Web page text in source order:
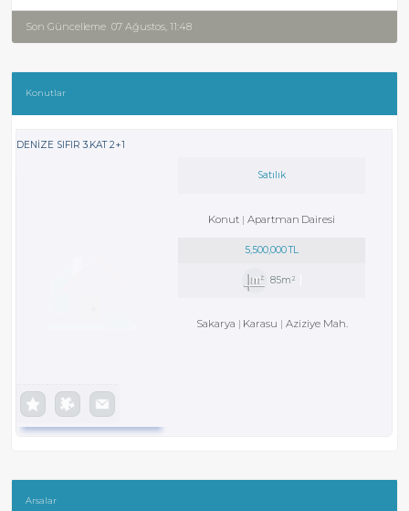
Son Güncelleme 07 Ağustos, 11:48
Konutlar
DENİZE SIFIR 3.KAT 2+1
Satılık
Konut Apartman Dairesi
5,500,000 TL
85m²
Sakarya Karasu Aziziye Mah.
Arsalar